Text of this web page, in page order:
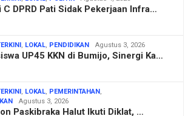
C DPRD Pati Sidak Pekerjaan Infra…
, LOKAL, PENDIDIKAN Agustus 3, 2026
UP45 KKN di Bumijo, Sinergi Ka…
, LOKAL, PEMERINTAHAN,
Agustus 3, 2026
Paskibraka Halut Ikuti Diklat, …